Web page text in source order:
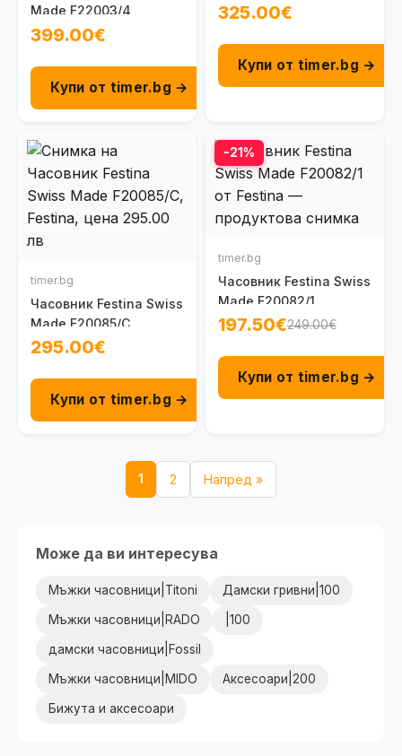
Made F22003/4
399.00€
Купи от timer.bg →
325.00€
Купи от timer.bg →
timer.bg
Часовник Festina Swiss
Made F20085/C
295.00€
Купи от timer.bg →
-21%
timer.bg
Часовник Festina Swiss
Made F20082/1
197.50€249.00€
Купи от timer.bg →
1 2 Напред »
Може да ви интересува
Мъжки часовници|Titoni Дамски гривни|100
Мъжки часовници|RADO |100
дамски часовници|Fossil
Мъжки часовници|MIDO Аксесоари|200
Бижута и аксесоари